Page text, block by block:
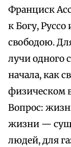
Франциск
к Богу,
свободою.
лучи одного
начала, как
физическом
Вопрос:
жизни —
людей, для